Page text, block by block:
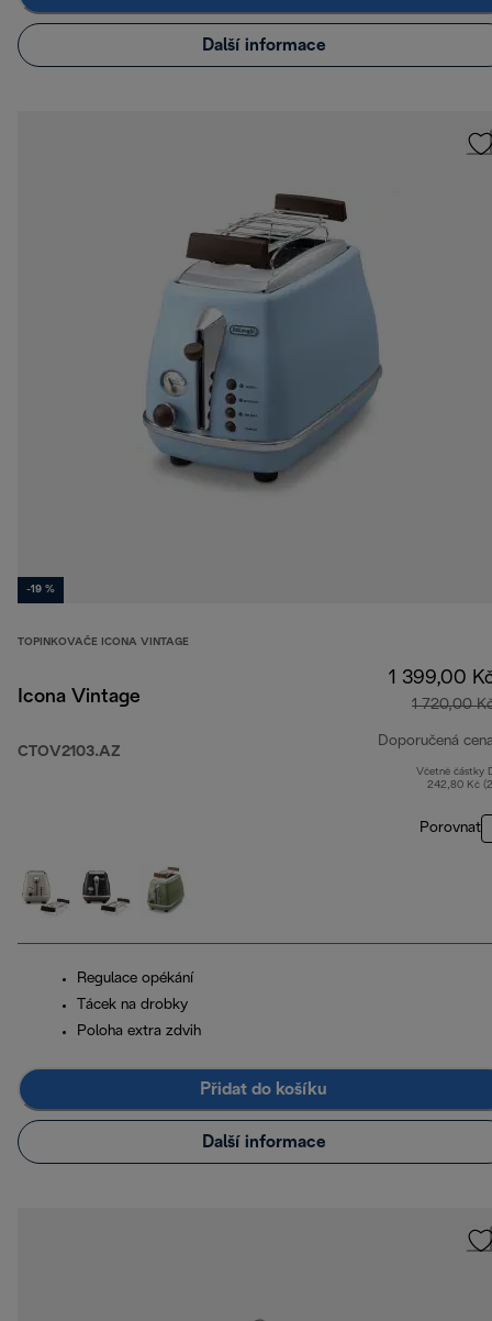
Další informace
-19 %
TOPINKOVAČE ICONA VINTAGE
Icona Vintage
CTOV2103.AZ
1 399,00
1 720,00
Doporučená
Včetně částky
242,80 Kč
Porovnat
Regulace opékání
Tácek na drobky
Poloha extra zdvih
Přidat do košíku
Další informace